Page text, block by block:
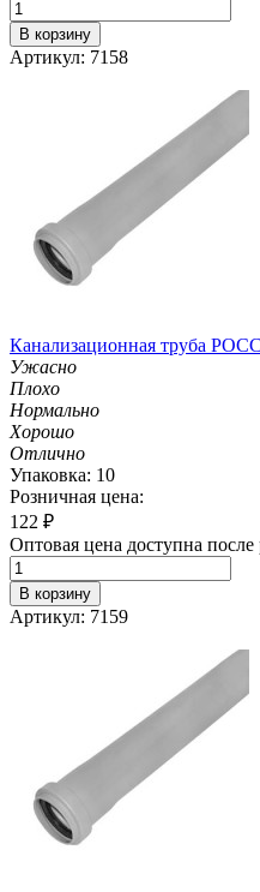
В корзину
Артикул: 7158
Канализационная труба
Ужасно
Плохо
Нормально
Хорошо
Отлично
Упаковка: 10
Розничная цена:
122 ₽
Оптовая цена доступна после
В корзину
Артикул: 7159